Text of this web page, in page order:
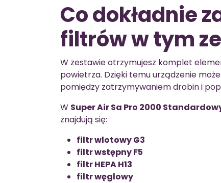
Co dokładnie
filtrów w tym
W zestawie otrzymujesz komplet
powietrza. Dzięki temu urządzenie
pomiędzy zatrzymywaniem drobin i
W Super Air Sa Pro 2000
znajdują się:
filtr wlotowy G3
filtr wstępny F5
filtr HEPA H13
filtr węglowy